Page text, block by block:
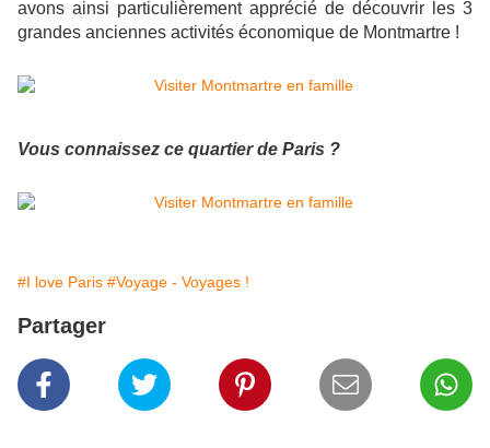
avons ainsi particulièrement apprécié de découvrir les 3
grandes anciennes activités économique de Montmartre !
Vous connaissez ce quartier de Paris ?
#I love Paris #Voyage - Voyages !
Partager